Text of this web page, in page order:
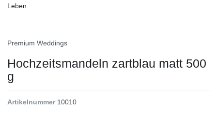
Leben.
Premium Weddings
Hochzeitsmandeln zartblau matt 500
g
Artikelnummer 10010